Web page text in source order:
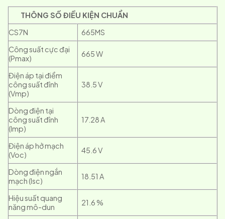
THÔNG SỐ ĐIỀU KIỆN CHUẨN
CS7N
665MS
Công suất cực đại
(Pmax)
665 W
Điện áp tại điểm
công suất đỉnh
(Vmp)
38.5 V
Dòng điện tại
công suất đỉnh
(Imp)
17.28 A
Điện áp hở mạch
(Voc)
45.6 V
Dòng điện ngắn
mạch (Isc)
18.51 A
Hiệu suất quang
năng mô-dun
21.6 %